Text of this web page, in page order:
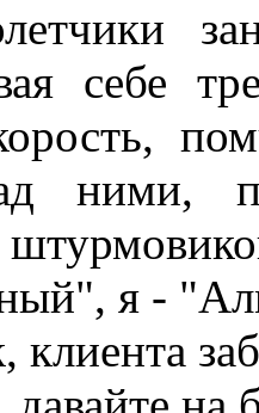
себе
ними,
я -